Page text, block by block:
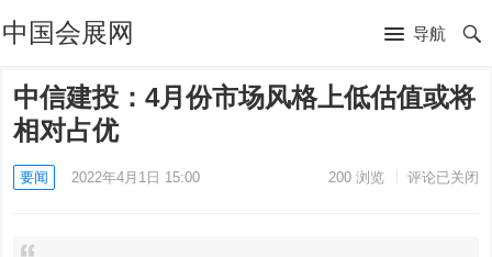
中国会展网 导航
中信建投：4月份市场风格上低估值或将
相对占优
要闻 2022年4月1日 15:00 200浏览 评论已关闭